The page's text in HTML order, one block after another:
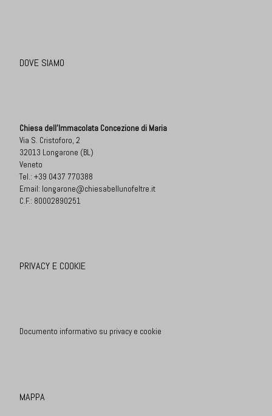
DOVE SIAMO
Chiesa dell'Immacolata Concezione di Maria
Via S. Cristoforo, 2
32013 Longarone (BL)
Veneto
Tel.: +39 0437 770388
Email: longarone@chiesabellunofeltre.it
C.F.: 80002890251
PRIVACY E COOKIE
Documento informativo su privacy e cookie
MAPPA